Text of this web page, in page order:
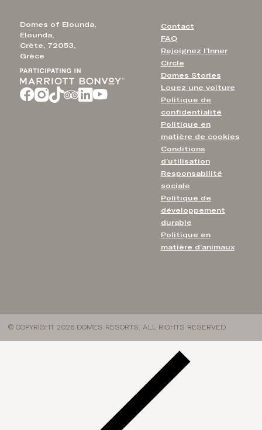
Domes of Elounda,
Elounda,
Crète, 72053,
Grèce
Contact
FAQ
Rejoignez l’Inner
Circle
Domes Stories
Louez une voiture
Politique de
confidentialité
Politique en
matière de cookies
Conditions
d’utilisation
Responsabilité
sociale
Politique de
développement
durable
Politique en
matière d’animaux
© COPYRIGHT 2026 DOMES RESORTS. ALL RIGHTS RESERVED